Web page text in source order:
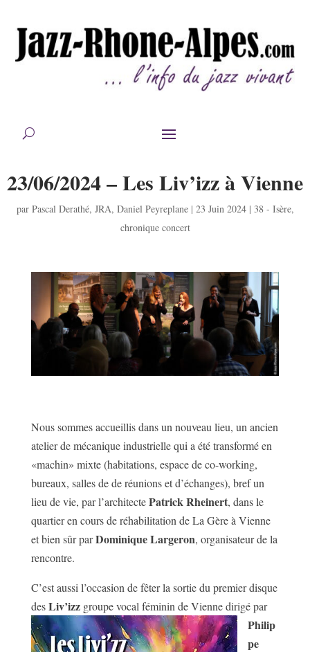
23/06/2024 – Les Liv’izz à Vienne
par Pascal Derathé, JRA, Daniel Peyreplane| 23 Juin 2024| 38 - Isère,
chronique concert
Nous sommes accueillis dans un nouveau lieu, un ancien
atelier de mécanique industrielle qui a été transformé en
«machin» mixte (habitations, espace de co-working,
bureaux, salles de de réunions et d’échanges), bref un
lieu de vie, par l’architectePatrick Rheinert, dans le
quartier en cours de réhabilitation de La Gère à Vienne
et bien sûr parDominique Largeron, organisateur de la
rencontre.
C’est aussi l’occasion de fêter la sortie du premier disque
desLiv’izz groupe vocal féminin de Vienne dirigé par
Philip
pe